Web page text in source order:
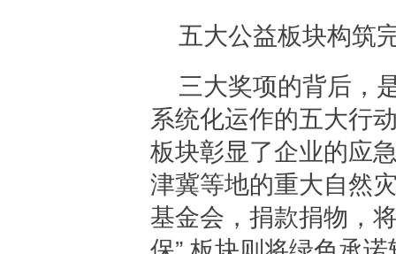
五大公益板块构筑
三大奖项的背后，
系统化运作的五大行
板块彰显了企业的应
津冀等地的重大自然
基金会，捐款捐物，